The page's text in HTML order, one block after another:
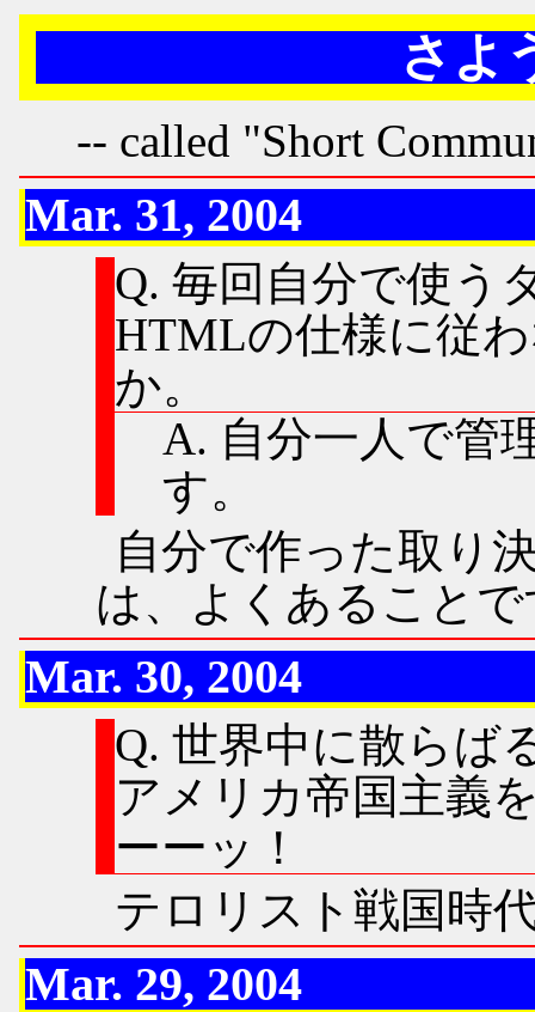
さよ
-- called "Short
Mar. 31, 2004
Q. 毎回自分で使う
HTMLの仕様に従
か。
A. 自分一人で管
す。
自分で作った取り
は、よくあること
Mar. 30, 2004
Q. 世界中に散らば
アメリカ帝国主義
ーーッ！
テロリスト戦国時
Mar. 29, 2004